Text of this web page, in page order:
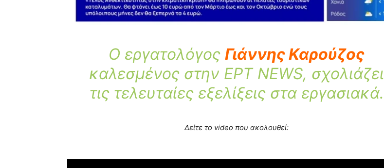
Ο εργατολόγος Γιάννης Καρούζος
καλεσμένος στην ΕΡΤ NEWS, σχολιάζει
τις τελευταίες εξελίξεις στα εργασιακά.
Δείτε το video που ακολουθεί: